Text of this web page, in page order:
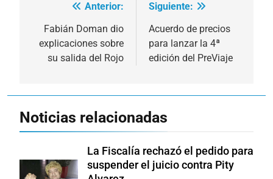
Navegación
de
entradas
Anterior:
Fabián Doman dio
explicaciones sobre
su salida del Rojo
Siguiente:
Acuerdo de precios
para lanzar la 4ª
edición del PreViaje
Noticias relacionadas
La Fiscalía rechazó el pedido para
suspender el juicio contra Pity